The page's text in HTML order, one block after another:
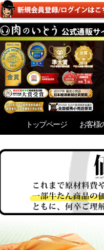
トップページ お客様